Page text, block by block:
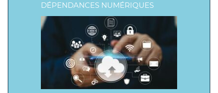
DÉPENDANCES NUMÉRIQUES